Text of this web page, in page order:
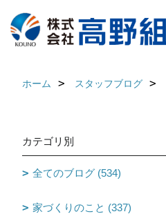
ホーム スタッフブログ
カテゴリ別
全てのブログ (534)
家づくりのこと (337)